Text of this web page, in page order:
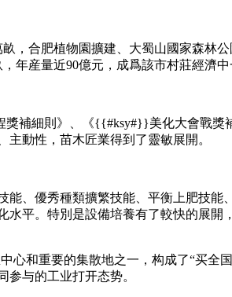
，合肥植物園擴建、大蜀山國家森林
年産量近90億元，成爲該市村莊經濟中
補細則》、《{{#ksy#}}美化大會戰獎
動性，苗木匠業得到了靈敏展開。
、優秀種類擴繁技能、平衡上肥技
平。特別是設備培養有了較快的展
和重要的集散地之一，构成了“买全
与的工业打开态势。